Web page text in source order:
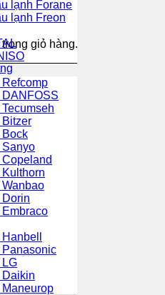
giỏ hàng.
lạnh Forane
lạnh Freon
DANFOSS
Bitzer
Bock
Sanyo
Dorin
Panasonic
LG
Daikin